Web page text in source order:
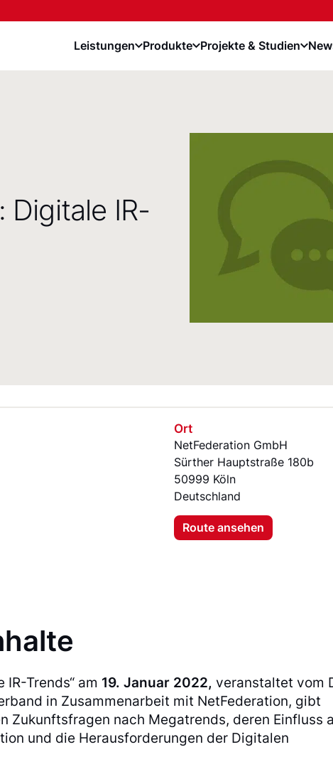
Leistungen Produkte Projekte & Studien
Digitale IR-
Ort
NetFederation GmbH
Sürther Hauptstraße 180b
50999 Köln
Deutschland
Route ansehen
Trends“ am 19. Januar 2022, veranstaltet vom
in Zusammenarbeit mit NetFederation, gibt
Zukunftsfragen nach Megatrends, deren Einfluss
und die Herausforderungen der Digitalen